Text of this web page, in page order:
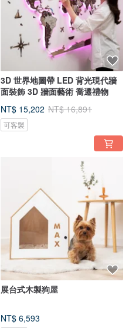
3D 世界地圖帶 LED 背光現代牆
面裝飾 3D 牆面藝術 喬遷禮物
NT$ 15,202 NT$ 16,891
可客製
展台式木製狗屋
NT$ 6,593